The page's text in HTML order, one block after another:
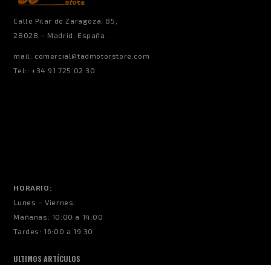
Calle Pilar de Zaragoza, 85,
28028 – Madrid, España.
mail: comercial@tadmotorstore.com
Tel:: +34 91 725 02 30
HORARIO:
Lunes – Viernes:
Mañanas: 10:00 a 14:00
Tardes: 16:00 a 19:30
ULTIMOS ARTÍCULOS